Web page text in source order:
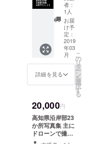
イズを
ご記入
お願い
します
BlueRa
y（ブ
ルーレ
イ）を
お届け
します
＋完全
版動画
エンド
ロール
へのお
名前を
す 23か
所撮影
後編集
をした
分のお
者：
1人
お届
け予
定：
2019
年03
月
詳細を見る
こ
の
リ
タ
ー
ン
を
選
択
す
る
20,000円
高知県沿岸部23
か所写真集 主に
ドローンで撮影
したパノラマ写